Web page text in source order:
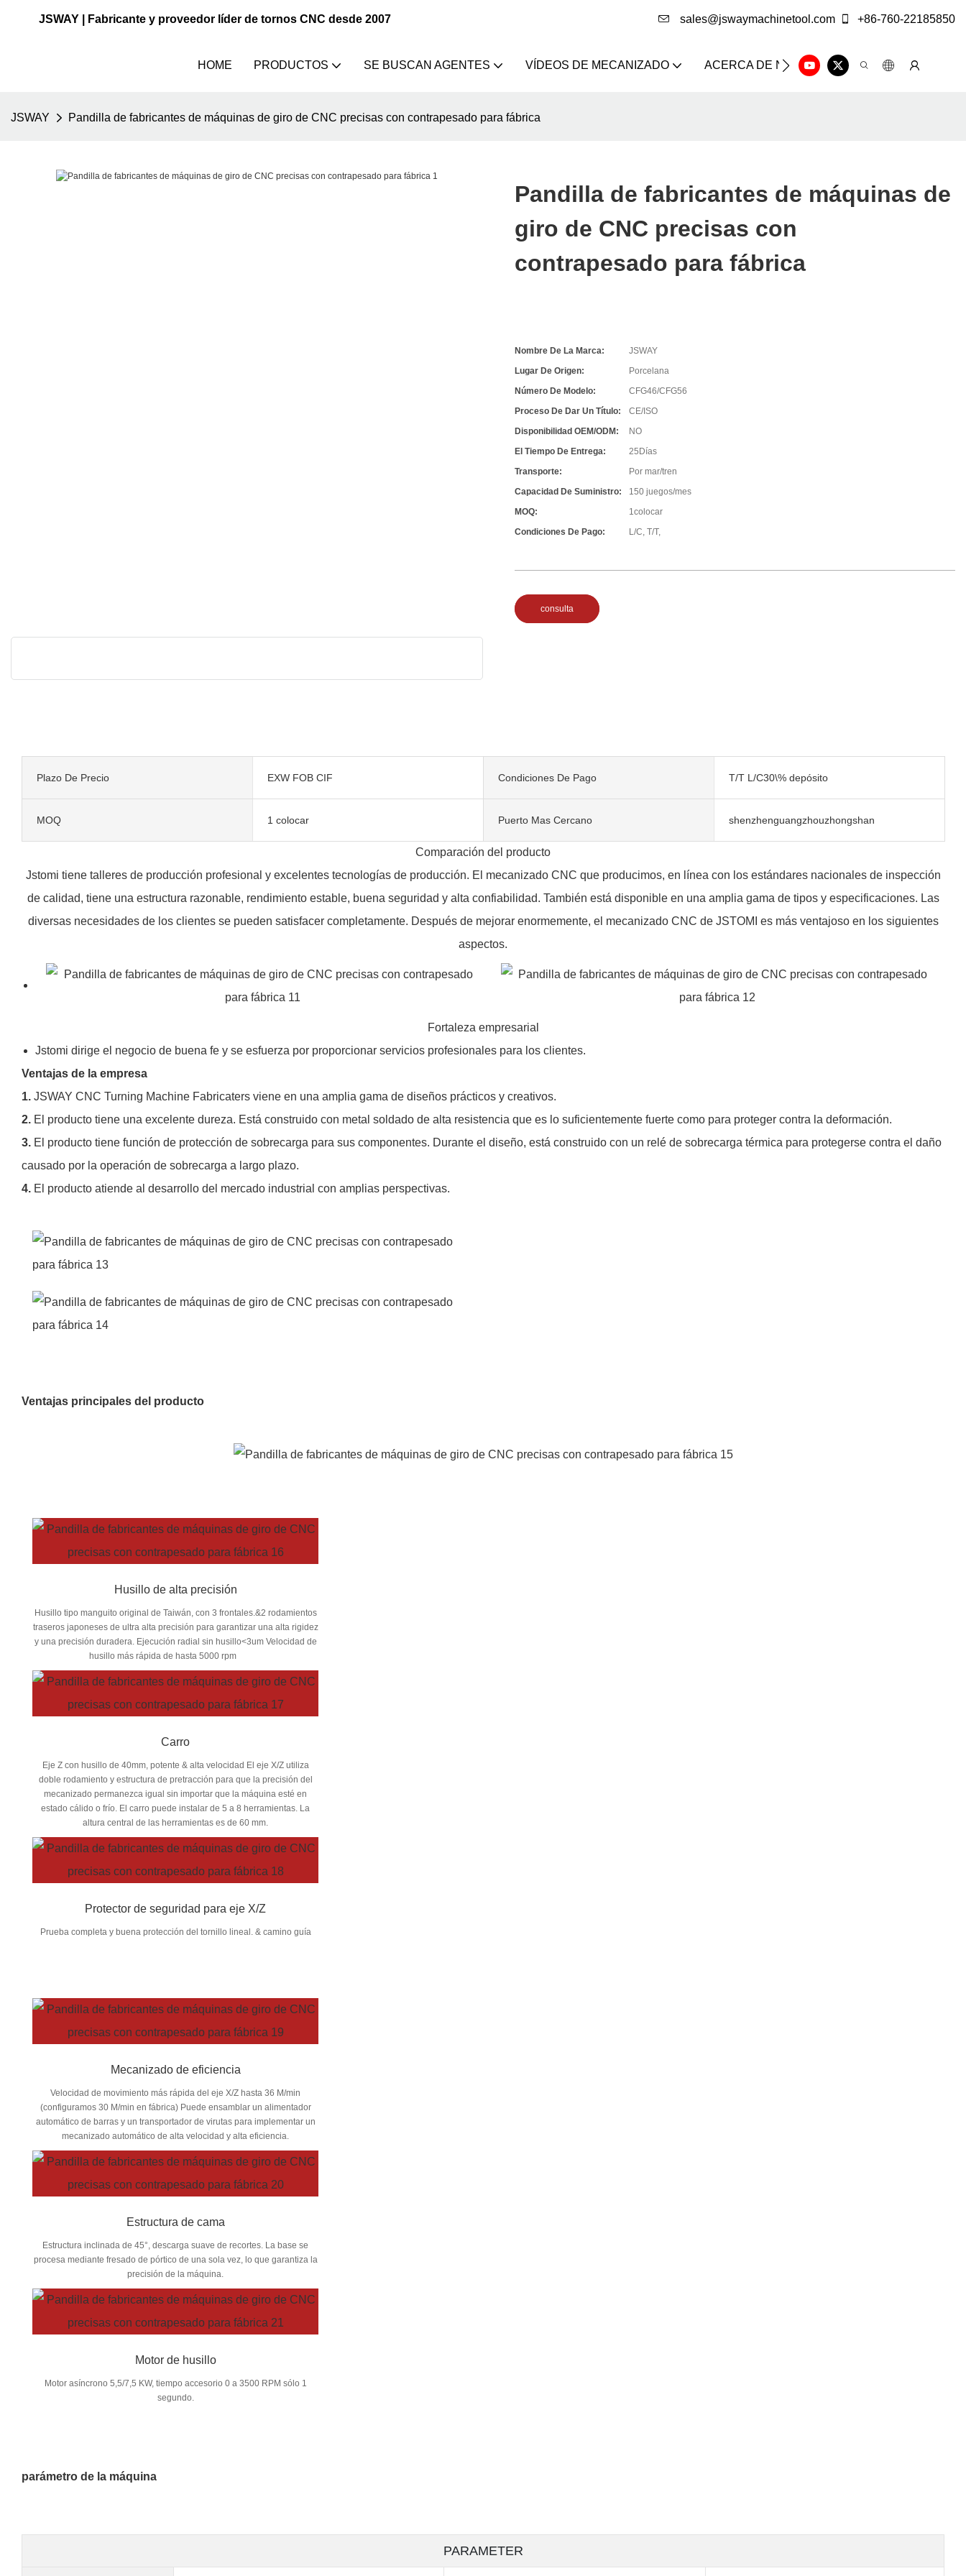
JSWAY | Fabricante y proveedor líder de tornos CNC desde 2007 sales@jswaymachinetool.com +86-760-22185850
HOME PRODUCTOS SE BUSCAN AGENTES VÍDEOS DE MECANIZADO ACERCA DE NOSOTROS SOLUCIÓN
JSWAY Pandilla de fabricantes de máquinas de giro de CNC precisas con contrapesado para fábrica
Pandilla de fabricantes de máquinas de
giro de CNC precisas con
contrapesado para fábrica
Nombre De La Marca:
JSWAY
Lugar De Origen:
Porcelana
Número De Modelo:
CFG46/CFG56
Proceso De Dar Un Título:
CE/ISO
Disponibilidad OEM/ODM:
NO
El Tiempo De Entrega:
25Días
Transporte:
Por mar/tren
Capacidad De Suministro:
150 juegos/mes
MOQ:
1colocar
Condiciones De Pago:
L/C, T/T,
consulta
Plazo De Precio EXW FOB CIF Condiciones De Pago T/T L/C30\% depósito
MOQ 1 colocar Puerto Mas Cercano shenzhenguangzhouzhongshan
Comparación del producto
Jstomi tiene talleres de producción profesional y excelentes tecnologías de producción. El mecanizado CNC que producimos, en línea con los estándares nacionales de inspección
de calidad, tiene una estructura razonable, rendimiento estable, buena seguridad y alta confiabilidad. También está disponible en una amplia gama de tipos y especificaciones. Las
diversas necesidades de los clientes se pueden satisfacer completamente. Después de mejorar enormemente, el mecanizado CNC de JSTOMI es más ventajoso en los siguientes
aspectos.
Fortaleza empresarial
Jstomi dirige el negocio de buena fe y se esfuerza por proporcionar servicios profesionales para los clientes.
Ventajas de la empresa
1. JSWAY CNC Turning Machine Fabricaters viene en una amplia gama de diseños prácticos y creativos.
2. El producto tiene una excelente dureza. Está construido con metal soldado de alta resistencia que es lo suficientemente fuerte como para proteger contra la deformación.
3. El producto tiene función de protección de sobrecarga para sus componentes. Durante el diseño, está construido con un relé de sobrecarga térmica para protegerse contra el daño
causado por la operación de sobrecarga a largo plazo.
4. El producto atiende al desarrollo del mercado industrial con amplias perspectivas.
Ventajas principales del producto
Husillo de alta precisión
Husillo tipo manguito original de Taiwán, con 3 frontales.&2 rodamientos
traseros japoneses de ultra alta precisión para garantizar una alta rigidez
y una precisión duradera. Ejecución radial sin husillo<3um Velocidad de
husillo más rápida de hasta 5000 rpm
Carro
Eje Z con husillo de 40mm, potente & alta velocidad El eje X/Z utiliza
doble rodamiento y estructura de pretracción para que la precisión del
mecanizado permanezca igual sin importar que la máquina esté en
estado cálido o frío. El carro puede instalar de 5 a 8 herramientas. La
altura central de las herramientas es de 60 mm.
Protector de seguridad para eje X/Z
Prueba completa y buena protección del tornillo lineal. & camino guía
Mecanizado de eficiencia
Velocidad de movimiento más rápida del eje X/Z hasta 36 M/min
(configuramos 30 M/min en fábrica) Puede ensamblar un alimentador
automático de barras y un transportador de virutas para implementar un
mecanizado automático de alta velocidad y alta eficiencia.
Estructura de cama
Estructura inclinada de 45°, descarga suave de recortes. La base se
procesa mediante fresado de pórtico de una sola vez, lo que garantiza la
precisión de la máquina.
Motor de husillo
Motor asíncrono 5,5/7,5 KW, tiempo accesorio 0 a 3500 RPM sólo 1
segundo.
parámetro de la máquina
PARAMETER